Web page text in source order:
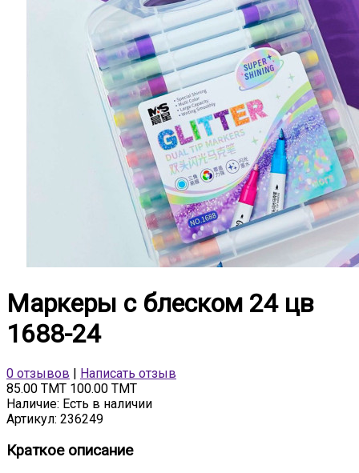
Маркеры с блеском 24 цв
1688-24
0 отзывов
Написать отзыв
85.00 TMT 100.00 TMT
Наличие: Есть в наличии
Артикул: 236249
Краткое описание